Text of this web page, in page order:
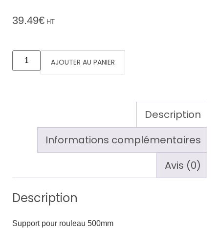
39.49€ HT
AJOUTER AU PANIER
Description
Informations complémentaires
Avis (0)
Description
Support pour rouleau 500mm